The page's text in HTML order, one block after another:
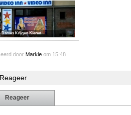
Dames Krijgen Kleren
door Markie om 15:48
Reageer
Reageer